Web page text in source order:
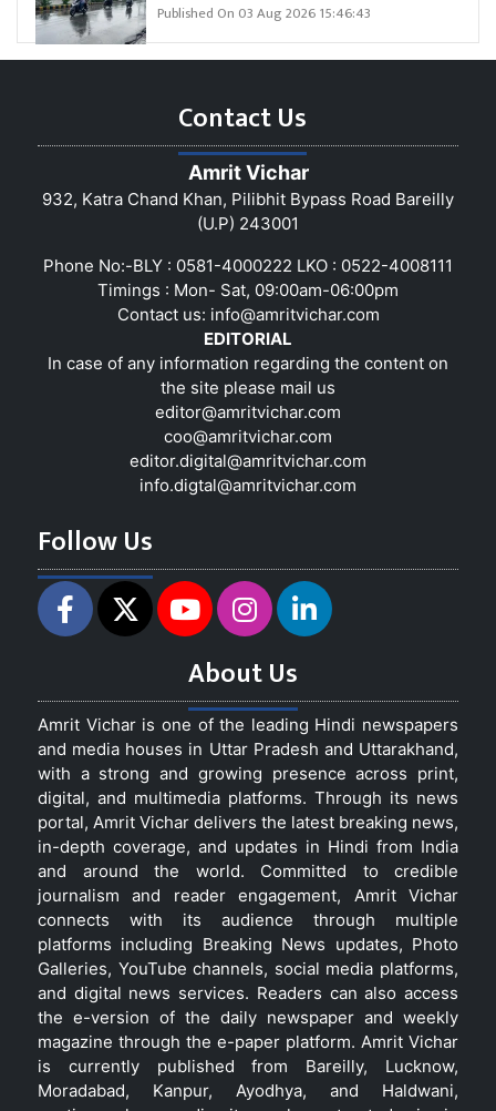
Published On 03 Aug 2026 15:46:43
Contact Us
Amrit Vichar
932, Katra Chand Khan, Pilibhit Bypass Road Bareilly
(U.P) 243001
Phone No:-BLY : 0581-4000222 LKO : 0522-4008111
Timings : Mon- Sat, 09:00am-06:00pm
Contact us: info@amritvichar.com
EDITORIAL
In case of any information regarding the content on
the site please mail us
editor@amritvichar.com
coo@amritvichar.com
editor.digital@amritvichar.com
info.digtal@amritvichar.com
Follow Us
About Us
Amrit Vichar is one of the leading Hindi newspapers
and media houses in Uttar Pradesh and Uttarakhand,
with a strong and growing presence across print,
digital, and multimedia platforms. Through its news
portal, Amrit Vichar delivers the latest breaking news,
in-depth coverage, and updates in Hindi from India
and around the world. Committed to credible
journalism and reader engagement, Amrit Vichar
connects with its audience through multiple
platforms including Breaking News updates, Photo
Galleries, YouTube channels, social media platforms,
and digital news services. Readers can also access
the e-version of the daily newspaper and weekly
magazine through the e-paper platform. Amrit Vichar
is currently published from Bareilly, Lucknow,
Moradabad, Kanpur, Ayodhya, and Haldwani,